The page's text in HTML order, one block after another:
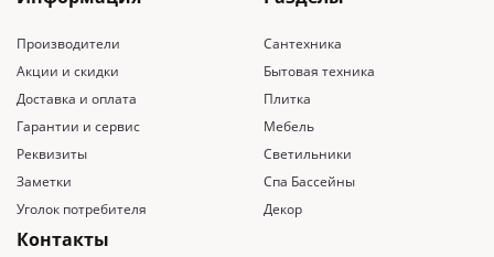
Производители
Акции и скидки
Доставка и оплата
Гарантии и сервис
Реквизиты
Заметки
Уголок потребителя
Сантехника
Бытовая техника
Плитка
Мебель
Светильники
Спа Бассейны
Декор
Контакты